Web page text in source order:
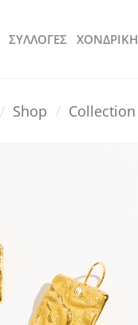
ΣΥΛΛΟΓΕΣ ΧΟΝΔΡΙΚΗ
/ Shop / Collection